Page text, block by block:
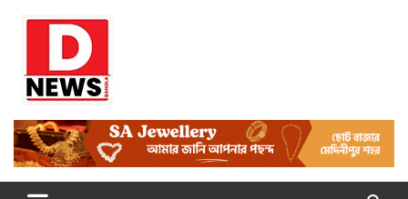
Dnews
#Medinipur24X7News